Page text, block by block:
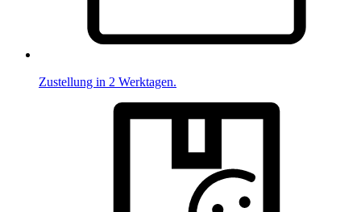
Zustellung in 2 Werktagen.